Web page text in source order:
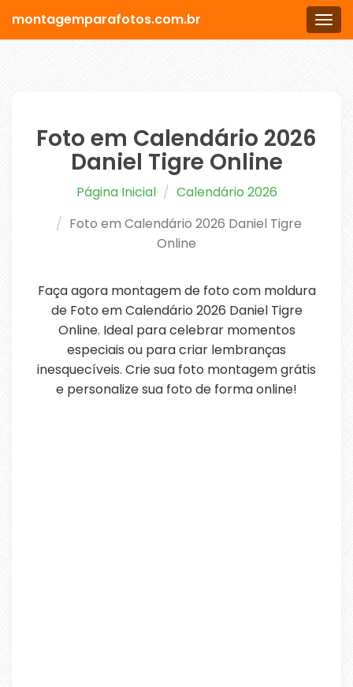
Menu
montagemparafotos.com.br
Foto em Calendário 2026
Daniel Tigre Online
Página Inicial
Calendário 2026
Foto em Calendário 2026 Daniel Tigre
Online
Faça agora montagem de foto com moldura
de Foto em Calendário 2026 Daniel Tigre
Online. Ideal para celebrar momentos
especiais ou para criar lembranças
inesquecíveis. Crie sua foto montagem grátis
e personalize sua foto de forma online!